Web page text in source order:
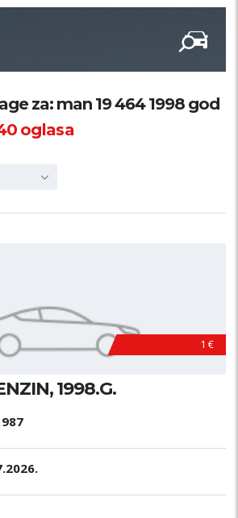
za: man 19 464 1998 god
oglasa
1 €
1998.G.